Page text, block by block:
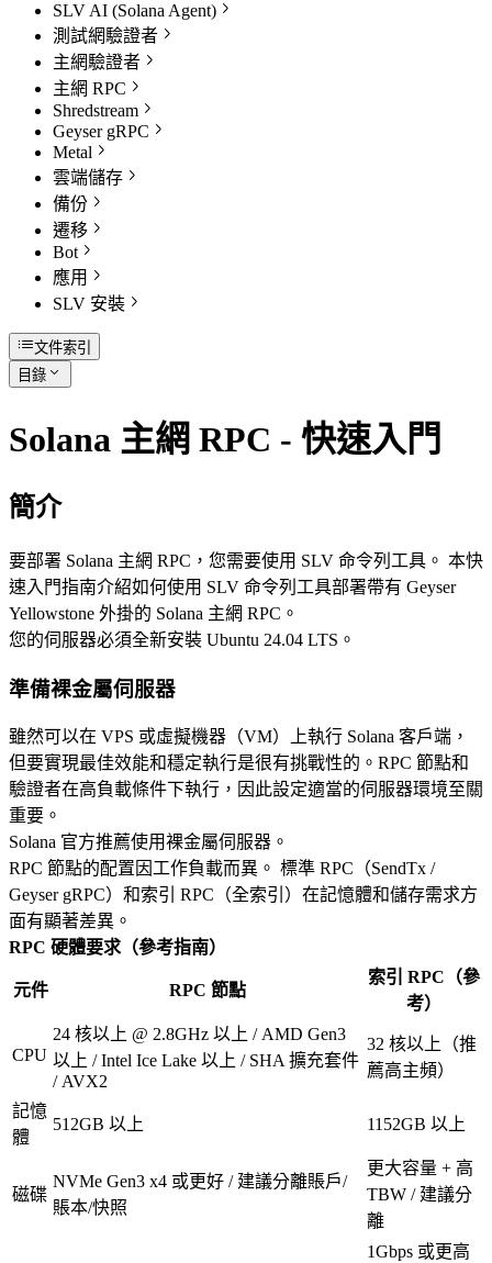
SLV AI (Solana Agent)
測試網驗證者
主網驗證者
主網 RPC
Shredstream
Geyser gRPC
Metal
雲端儲存
備份
遷移
Bot
應用
SLV 安裝
文件索引
目錄
Solana 主網 RPC - 快速入門
簡介
要部署 Solana 主網 RPC，您需要使用 SLV 命令列工具。 本快
速入門指南介紹如何使用 SLV 命令列工具部署帶有 Geyser
Yellowstone 外掛的 Solana 主網 RPC。
您的伺服器必須全新安裝 Ubuntu 24.04 LTS。
準備裸金屬伺服器
雖然可以在 VPS 或虛擬機器（VM）上執行 Solana 客戶端，
但要實現最佳效能和穩定執行是很有挑戰性的。RPC 節點和
驗證者在高負載條件下執行，因此設定適當的伺服器環境至關
重要。
Solana 官方推薦使用裸金屬伺服器。
RPC 節點的配置因工作負載而異。 標準 RPC（SendTx /
Geyser gRPC）和索引 RPC（全索引）在記憶體和儲存需求方
面有顯著差異。
RPC 硬體要求（參考指南）
元件 RPC 節點
索引 RPC（參
考）
CPU
24 核以上 @ 2.8GHz 以上 / AMD Gen3
以上 / Intel Ice Lake 以上 / SHA 擴充套件
/ AVX2
32 核以上（推
薦高主頻）
記憶
體
512GB 以上 1152GB 以上
磁碟
NVMe Gen3 x4 或更好 / 建議分離賬戶/
賬本/快照
更大容量 + 高
TBW / 建議分
離
1Gbps 或更高